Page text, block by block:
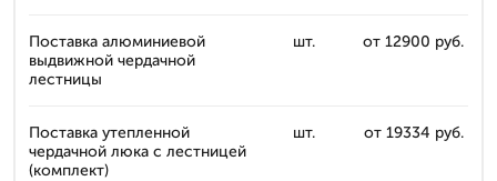
Поставка алюминиевой
выдвижной чердачной
лестницы
шт. от 12900 руб.
Поставка утепленной
чердачной люка с лестницей
(комплект)
шт. от 19334 руб.